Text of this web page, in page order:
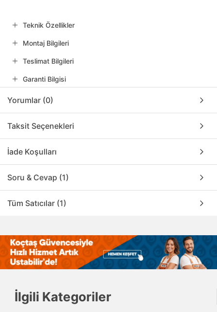
Teknik Özellikler
Montaj Bilgileri
Teslimat Bilgileri
Garanti Bilgisi
Yorumlar (0)
Taksit Seçenekleri
İade Koşulları
Soru & Cevap (1)
Tüm Satıcılar (1)
İlgili Kategoriler